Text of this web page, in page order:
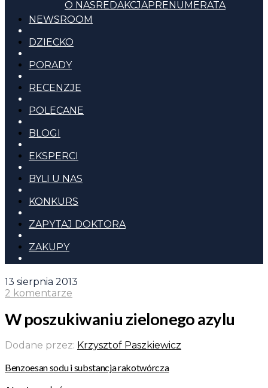
O NASREDAKCJAPRENUMERATA
NEWSROOM
DZIECKO
PORADY
RECENZJE
POLECANE
BLOGI
EKSPERCI
BYLI U NAS
KONKURS
ZAPYTAJ DOKTORA
ZAKUPY
13 sierpnia 2013
2 komentarze
W poszukiwaniu zielonego azylu
Dodane przez: Krzysztof Paszkiewicz
Benzoesan sodu i substancja rakotwórcza